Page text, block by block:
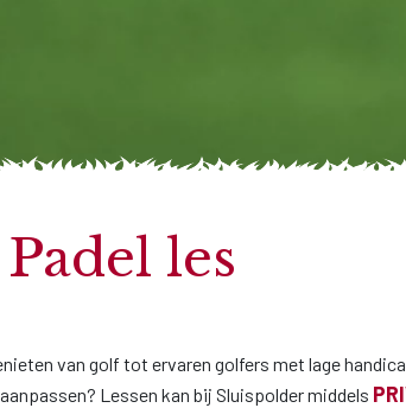
les
van golf tot ervaren golfers met lage
Lessen kan bij Sluispolder middels